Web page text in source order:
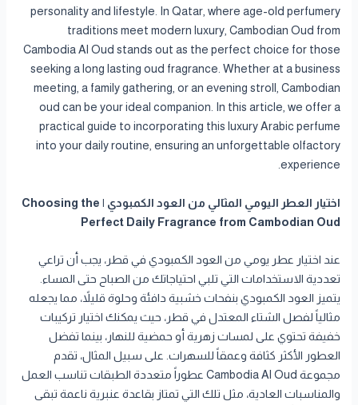
personality and lifestyle. In Qatar, where age-old perfumery
traditions meet modern luxury, Cambodian Oud from
Cambodia Al Oud stands out as the perfect choice for those
seeking a long lasting oud fragrance. Whether at a business
meeting, a family gathering, or an evening stroll, Cambodian
oud can be your ideal companion. In this article, we offer a
practical guide to incorporating this luxury Arabic perfume
into your daily routine, ensuring an unforgettable olfactory
experience.
اختيار العطر اليومي المثالي من العود الكمبودي | Choosing the
Perfect Daily Fragrance from Cambodian Oud
عند اختيار عطر يومي من العود الكمبودي في قطر، يجب أن تراعي
تعددية الاستخدامات التي تلبي احتياجاتك من الصباح حتى المساء.
يتميز العود الكمبودي بنفحات خشبية دافئة وحلوة قليلاً، مما يجعله
مثالياً لفصل الشتاء المعتدل في قطر، حيث يمكنك اختيار تركيبات
خفيفة تحتوي على لمسات زهرية أو حمضية للنهار، بينما تفضل
العطور الأكثر كثافة وعمقاً للسهرات. على سبيل المثال، تقدم
مجموعة Cambodia Al Oud عطوراً متعددة الطبقات تناسب العمل
والمناسبات العادية، مثل تلك التي تمتاز بقاعدة عنبرية ناعمة تبقى